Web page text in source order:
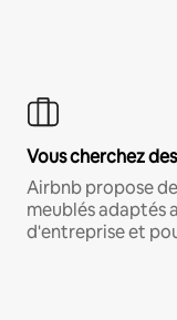
Vous cherchez
Airbnb propose
meublés adaptés
d'entreprise et